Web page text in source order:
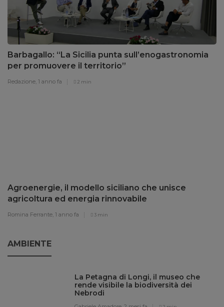
Barbagallo: “La Sicilia punta sull’enogastronomia
per promuovere il territorio”
Redazione, 1 anno fa 2 min
Agroenergie, il modello siciliano che unisce
agricoltura ed energia rinnovabile
Romina Ferrante, 1 anno fa 3 min
AMBIENTE
La Petagna di Longi, il museo che
rende visibile la biodiversità dei
Nebrodi